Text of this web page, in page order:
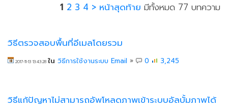
1 2 3 4 > หน้าสุดท้าย มีทั้งหมด 77 บทความ
วิธีตรวจสอบพื้นที่อีเมลโดยรวม
2017-11-13 13:43:28 ใน วิธีการใช้งานระบบ Email » 0 3,245
วิธีแก้ปัญหาไม่สามารถอัพโหลดภาพเข้าระบบอัลบั้มภาพได้